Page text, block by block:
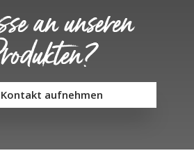
an unseren
aufnehmen